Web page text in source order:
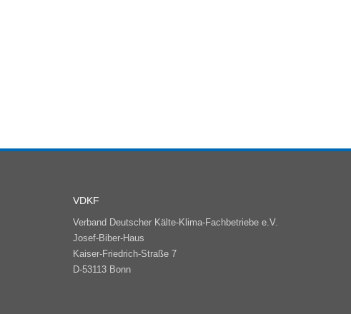
VDKF
Verband Deutscher Kälte-Klima-Fachbetriebe e.V.
Josef-Biber-Haus
Kaiser-Friedrich-Straße 7
D-53113 Bonn